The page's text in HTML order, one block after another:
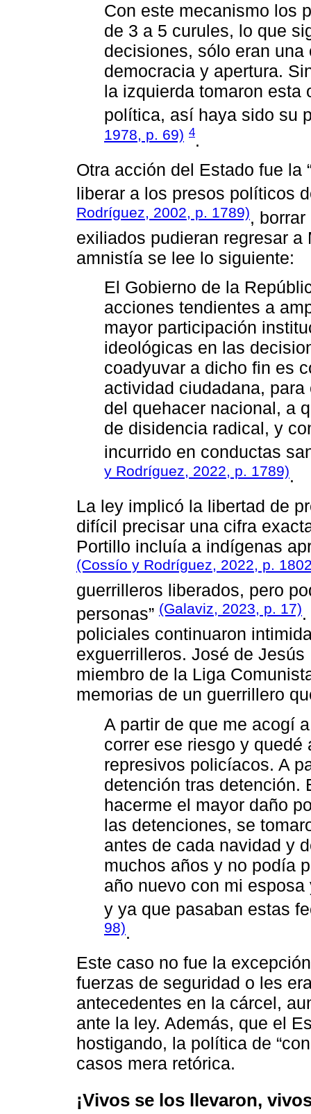
Con este mecanismo los
de 3 a 5 curules, lo que
decisiones, sólo eran
democracia y apertura.
la izquierda tomaron esta
política, así haya sido su
1978, p. 69) 4.
Otra acción del Estado fue la
liberar a los presos políticos
Rodríguez, 2002, p. 1789),
exiliados pudieran regresar
amnistía se lee lo siguiente:
El Gobierno de la
acciones tendientes a
mayor participación
ideológicas en las
coadyuvar a dicho fin es
actividad ciudadana,
del quehacer nacional, a
de disidencia radical, y
incurrido en conductas
y Rodríguez, 2022, p. 1789).
La ley implicó la libertad de
difícil precisar una cifra
Portillo incluía a indígenas
(Cossío y Rodríguez, 2022, p.
guerrilleros liberados, pero
personas” (Galaviz, 2023, p. 17)
policiales continuaron
exguerrilleros. José de Jesús
miembro de la Liga
memorias de un guerrillero
A partir de que me acogí
correr ese riesgo y
represivos policíacos. A
detención tras detención.
hacerme el mayor daño
las detenciones, se
antes de cada navidad y
muchos años y no podía
año nuevo con mi
y ya que pasaban estas
98).
Este caso no fue la
fuerzas de seguridad o les
antecedentes en la cárcel,
ante la ley. Además, que el
hostigando, la política de
casos mera retórica.
¡Vivos se los llevaron,